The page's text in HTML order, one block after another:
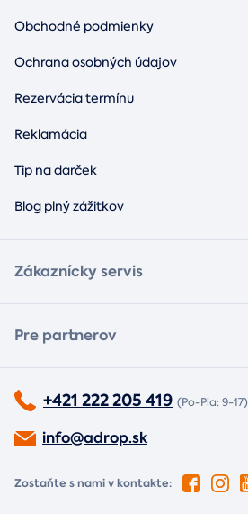
Obchodné podmienky
Ochrana osobných údajov
Rezervácia termínu
Reklamácia
Tip na darček
Blog plný zážitkov
Zákaznícky servis
Pre partnerov
+421 222 205 419 (Po-Pia: 9-17)
info@adrop.sk
Zostaňte s nami v kontakte: